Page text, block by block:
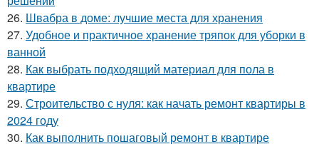
26. Швабра в доме: лучшие места для хранения
27. Удобное и практичное хранение тряпок для уборки в
ванной
28. Как выбрать подходящий материал для пола в
квартире
29. Строительство с нуля: как начать ремонт квартиры в
2024 году
30. Как выполнить пошаговый ремонт в квартире